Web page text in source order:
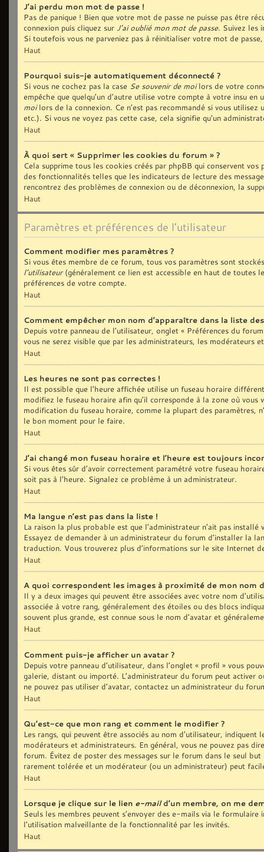
J’ai perdu mon mot de passe !
Pas de panique ! Bien que votre mot de passe ne puisse pas être
connexion puis cliquez sur J’ai oublié mon mot de passe. Suivez les
Si toutefois vous ne parveniez pas à réinitialiser votre mot de
Haut
Pourquoi suis-je automatiquement déconnecté ?
Si vous ne cochez pas la case Se souvenir de moilors de votre
empêche que quelqu’un d’autre utilise votre compte à votre insu
moilors de la connexion. Ce n’est pas recommandé si vous
etc.). Si vous ne voyez pas cette case, cela signifie qu’un
Haut
À quoi sert « Supprimer les cookies du forum » ?
Cela supprime tous les cookies créés par phpBB qui conservent
des fonctionnalités telles que les indicateurs de lecture des
rencontrez des problèmes de connexion ou de déconnexion, la
Haut
Paramètres et préférences de l’utilisateur
Comment modifier mes paramètres ?
Si vous êtes membre de ce forum, tous vos paramètres sont
l’utilisateur(généralement ce lien est accessible en haut de toutes
préférences de votre compte.
Haut
Comment empêcher mon nom d’apparaître dans la liste
Depuis votre panneau de l’utilisateur, onglet « Préférences du
vous ne serez visible que par les administrateurs, les modérateurs
Haut
Les heures ne sont pas correctes !
Il est possible que l’heure affichée utilise un fuseau horaire
modifiez le fuseau horaire afin qu’il corresponde à la zone où
modification du fuseau horaire, comme la plupart des paramètres,
le bon moment pour le faire.
Haut
J’ai changé mon fuseau horaire et l’heure est toujours
Si vous êtes sûr d’avoir correctement paramétré votre fuseau
soit pas à l’heure. Signalez ce problème à un administrateur.
Haut
Ma langue n’est pas dans la liste !
La raison la plus probable est que l’administrateur n’ait pas
Essayez de demander à un administrateur du forum d’installer la
traduction. Vous trouverez plus d’informations sur le site Internet
Haut
A quoi correspondent les images à proximité de mon nom
Il y a deux images qui peuvent être associées avec votre nom
associée à votre rang, généralement des étoiles ou des blocs
souvent plus grande, est connue sous le nom d’avatar et
Haut
Comment puis-je afficher un avatar ?
Depuis votre panneau d’utilisateur, dans l’onglet « profil » vous
galerie, distant ou importé. L’administrateur du forum peut activer
ne pouvez pas utiliser d’avatar, contactez un administrateur du
Haut
Qu’est-ce que mon rang et comment le modifier ?
Les rangs, qui peuvent être associés au nom d’utilisateur,
modérateurs et administrateurs. En général, vous ne pouvez pas
forum. Évitez de poster des messages sur le forum dans le seul
rarement tolérée et un modérateur (ou un administrateur) peut
Haut
Lorsque je clique sur le lien e-maild’un membre, on me
Seuls les membres peuvent s’envoyer des e-mails via le
l’utilisation malveillante de la fonctionnalité par les invités.
Haut